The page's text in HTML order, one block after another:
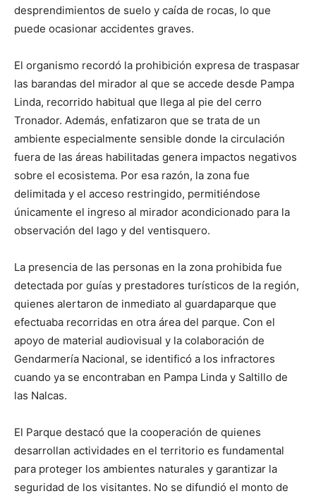
desprendimientos de suelo y caída de rocas, lo que
puede ocasionar accidentes graves.
El organismo recordó la prohibición expresa de traspasar
las barandas del mirador al que se accede desde Pampa
Linda, recorrido habitual que llega al pie del cerro
Tronador. Además, enfatizaron que se trata de un
ambiente especialmente sensible donde la circulación
fuera de las áreas habilitadas genera impactos negativos
sobre el ecosistema. Por esa razón, la zona fue
delimitada y el acceso restringido, permitiéndose
únicamente el ingreso al mirador acondicionado para la
observación del lago y del ventisquero.
La presencia de las personas en la zona prohibida fue
detectada por guías y prestadores turísticos de la región,
quienes alertaron de inmediato al guardaparque que
efectuaba recorridas en otra área del parque. Con el
apoyo de material audiovisual y la colaboración de
Gendarmería Nacional, se identificó a los infractores
cuando ya se encontraban en Pampa Linda y Saltillo de
las Nalcas.
El Parque destacó que la cooperación de quienes
desarrollan actividades en el territorio es fundamental
para proteger los ambientes naturales y garantizar la
seguridad de los visitantes. No se difundió el monto de